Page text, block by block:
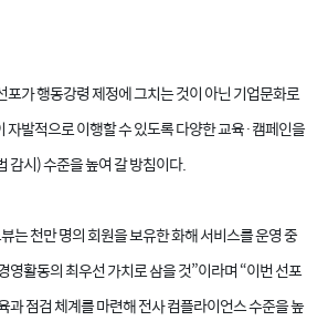
포가 행동강령 제정에 그치는 것이 아닌 기업문화로
자발적으로 이행할 수 있도록 다양한 교육·캠페인을
감시)수준을 높여 갈 방침이다.
는 천만 명의 회원을 보유한 화해 서비스를 운영 중
영활동의 최우선 가치로 삼을 것”이라며“이번 선포
과 점검 체계를 마련해 전사 컴플라이언스 수준을 높